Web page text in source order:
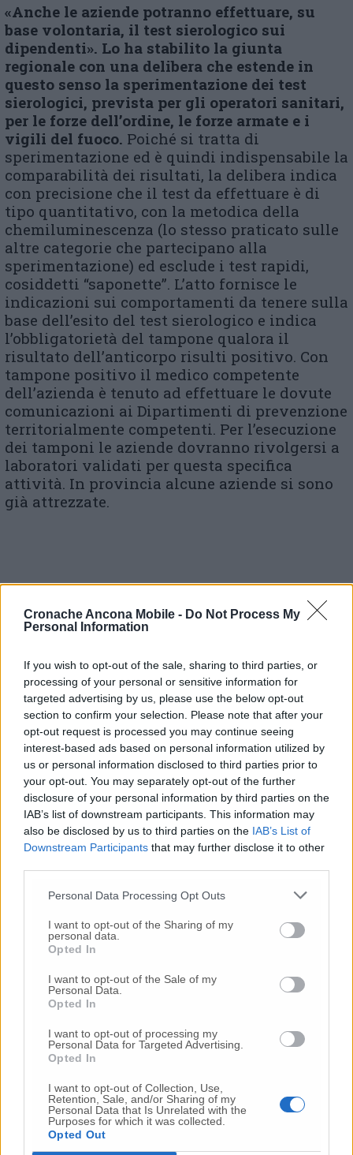
Cronache Ancona Mobile - Do Not Process My
Personal Information
If you wish to opt-out of the sale, sharing to third parties, or
processing of your personal or sensitive information for
targeted advertising by us, please use the below opt-out
section to confirm your selection. Please note that after your
opt-out request is processed you may continue seeing
interest-based ads based on personal information utilized by
us or personal information disclosed to third parties prior to
your opt-out. You may separately opt-out of the further
disclosure of your personal information by third parties on the
IAB’s list of downstream participants. This information may
also be disclosed by us to third parties on the IAB’s List of
Downstream Participants that may further disclose it to other
Personal Data Processing Opt Outs
I want to opt-out of the Sharing of my
personal data.
Opted In
I want to opt-out of the Sale of my
Personal Data.
Opted In
I want to opt-out of processing my
Personal Data for Targeted Advertising.
Opted In
I want to opt-out of Collection, Use,
Retention, Sale, and/or Sharing of my
Personal Data that Is Unrelated with the
Purposes for which it was collected.
Opted Out
«Anche le aziende potranno effettuare, su
base volontaria, il test sierologico sui
dipendenti». Lo ha stabilito la giunta
regionale con una delibera che estende in
questo senso la sperimentazione dei test
sierologici, prevista per gli operatori sanitari,
per le forze dell’ordine, le forze armate e i
vigili del fuoco. Poiché si tratta di
sperimentazione ed è quindi indispensabile la
comparabilità dei risultati, la delibera indica
con precisione che il test da effettuare è di
tipo quantitativo, con la metodica della
chemiluminescenza (lo stesso praticato sulle
altre categorie che partecipano alla
sperimentazione) ed esclude i test rapidi,
cosiddetti “saponette”. L’atto fornisce le
indicazioni sui comportamenti da tenere sulla
base dell’esito del test sierologico e indica
l’obbligatorietà del tampone qualora il
risultato dell’anticorpo risulti positivo. Con
tampone positivo il medico competente
dell’azienda è tenuto ad effettuare le dovute
comunicazioni ai Dipartimenti di prevenzione
territorialmente competenti. Per l’esecuzione
dei tamponi le aziende dovranno rivolgersi a
laboratori validati per questa specifica
attività. In provincia alcune aziende si sono
già attrezzate.
© RIPRODUZIONE RISERVATA
Commenti
Nessun commento presente
Commenta
Commenta l'articolo
Gli articoli più letti
24 Lug-Bimbi costretti a colpirsi da soli
-Luigia Fortunato,l’ennesimo femminicidio:
prima la lite, poi la furia col coltello
-Femminicidio a Loreto.Donna uccisa a
coltellate.Fermato il compagno: “L’ho ammazzata”
(Foto-Video)
-Scontro tra auto e moto a Numana: